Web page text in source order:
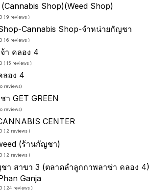
Shop)(Weed Shop)
( 9 reviews )
Cannabis Shop-จำหน่ายกัญชา
( 6 reviews )
า คลอง 4
( 15 reviews )
อง 4
reviews)
า GET GREEN
reviews)
CENTER
( 2 reviews )
(ร้านกัญชา)
( 2 reviews )
า สาขา 3 (ตลาดลำลูกกาพลาซ่า คลอง 4)
Ganja
( 24 reviews )